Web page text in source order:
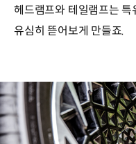
헤드램프와 테일램프는
유심히 뜯어보게 만들죠.